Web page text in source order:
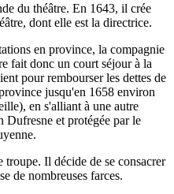
du théâtre. En 1643, il crée
dont elle est la directrice.
en province, la compagnie
fait donc un court séjour à la
pour rembourser les dettes de
jusqu'en 1658 environ
en s'alliant à une autre
Dufresne et protégée par le
Il décide de se consacrer
de nombreuses farces.